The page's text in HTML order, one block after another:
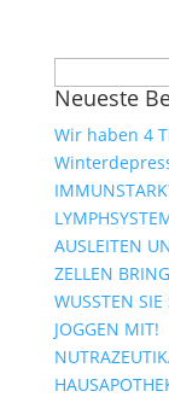
nach:
Neueste
Wir haben 4
AUSLEITEN
ZELLEN
WUSSTEN
JOGGEN MIT!